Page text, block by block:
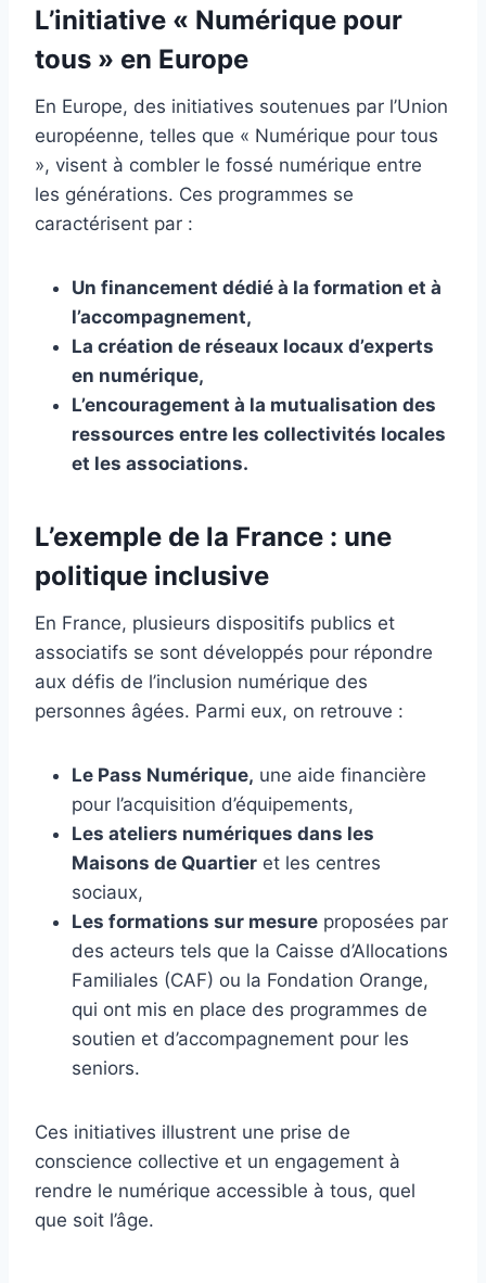
L’initiative « Numérique pour
tous » en Europe
En Europe, des initiatives soutenues par l’Union
européenne, telles que « Numérique pour tous
», visent à combler le fossé numérique entre
les générations. Ces programmes se
caractérisent par :
Un financement dédié à la formation et à
l’accompagnement,
La création de réseaux locaux d’experts
en numérique,
L’encouragement à la mutualisation des
ressources entre les collectivités locales
et les associations.
L’exemple de la France : une
politique inclusive
En France, plusieurs dispositifs publics et
associatifs se sont développés pour répondre
aux défis de l’inclusion numérique des
personnes âgées. Parmi eux, on retrouve :
Le Pass Numérique, une aide financière
pour l’acquisition d’équipements,
Les ateliers numériques dans les
Maisons de Quartier et les centres
sociaux,
Les formations sur mesure proposées par
des acteurs tels que la Caisse d’Allocations
Familiales (CAF) ou la Fondation Orange,
qui ont mis en place des programmes de
soutien et d’accompagnement pour les
seniors.
Ces initiatives illustrent une prise de
conscience collective et un engagement à
rendre le numérique accessible à tous, quel
que soit l’âge.